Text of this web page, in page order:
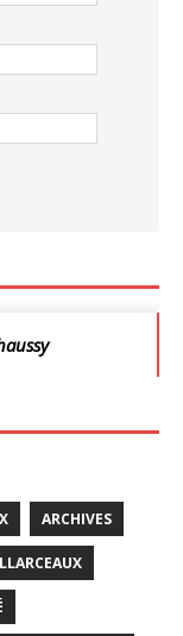
ARCHIVES